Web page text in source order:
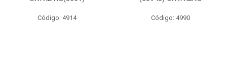
Código: 4914 Código: 4990